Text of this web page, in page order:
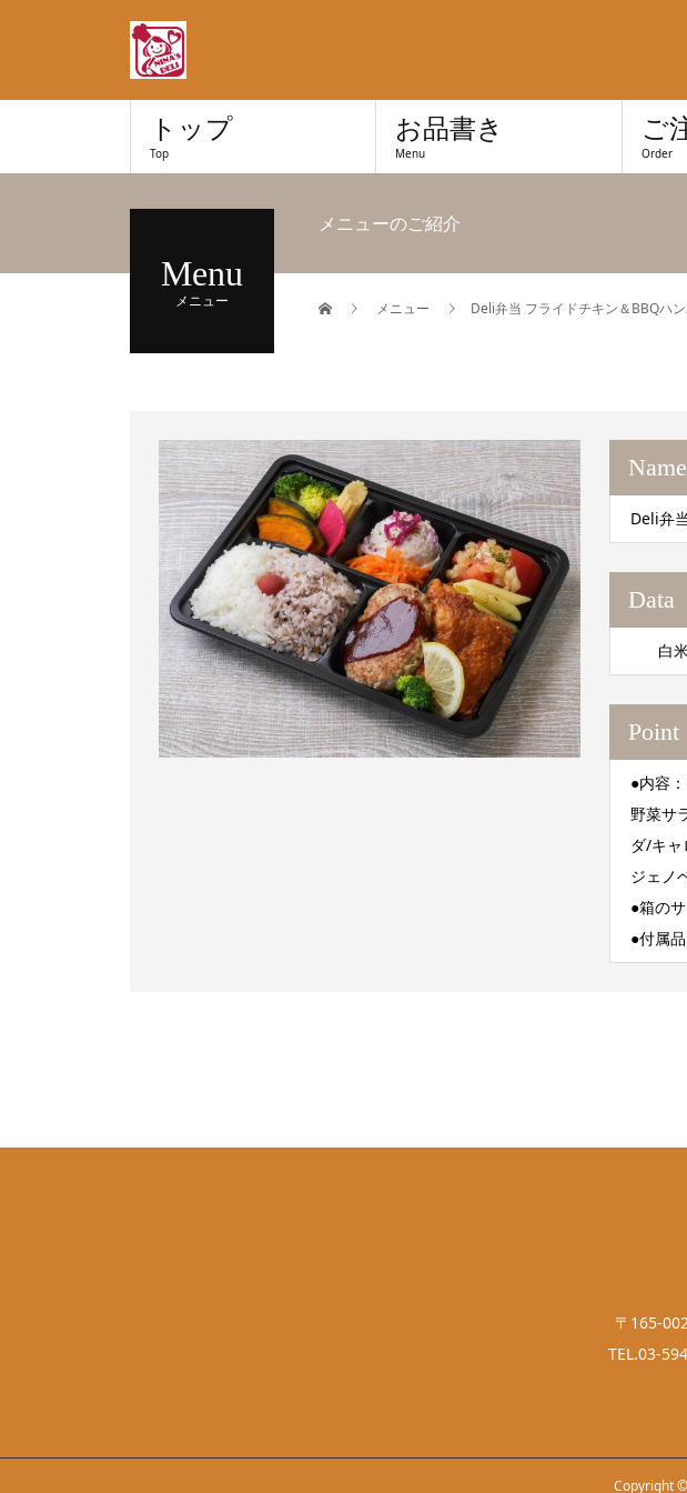
トップ
Top
お品書き
Menu
ご
Order
Menu
メニュー
メニューのご紹介
メニュー Deli弁当 フライドチキン＆BBQハ
Name
Deli弁
Data
白
Point
●内容
野菜サ
ダ/キ
ジェノ
●箱の
●付属
〒165-
TEL.03-
Copyright